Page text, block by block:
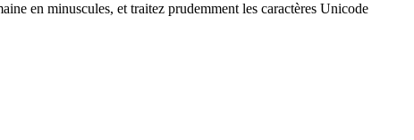
en minuscules, et traitez prudemment les caractères Unicode